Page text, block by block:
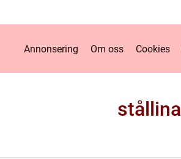
Annonsering Om oss Cookies
stållina